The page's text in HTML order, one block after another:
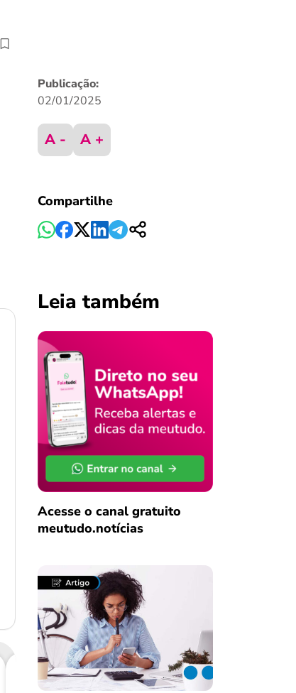
Publicação:
02/01/2025
A - A +
Compartilhe
Leia também
Acesse o canal gratuito
meutudo.notícias